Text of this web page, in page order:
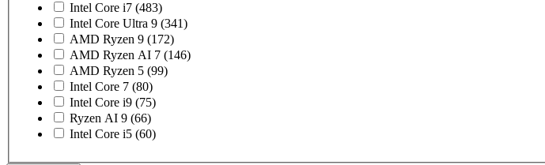
Intel Core i7 (483)
Intel Core Ultra 9 (341)
AMD Ryzen 9 (172)
AMD Ryzen AI 7 (146)
AMD Ryzen 5 (99)
Intel Core 7 (80)
Intel Core i9 (75)
Ryzen AI 9 (66)
Intel Core i5 (60)